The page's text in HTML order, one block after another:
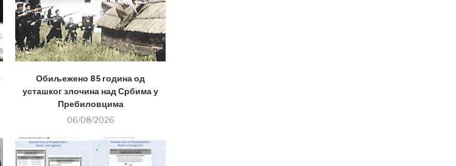
Обиљежено 85 година од
усташког злочина над Србима у
Пребиловцима
06/08/2026